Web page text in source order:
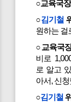
○교육국
○김기철
원하는 걸
○교육국
비로
로 알고
아서, 신
○김기철